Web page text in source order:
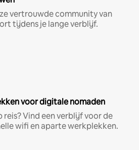
vertrouwde community van
tijdens je lange verblijf.
voor digitale nomaden
reis? Vind een verblijf voor de
wifi en aparte werkplekken.